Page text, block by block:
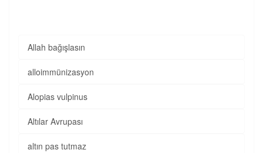
Allah bağışlasın
alloimmünizasyon
Alopias vulpinus
Altılar Avrupası
altın pas tutmaz